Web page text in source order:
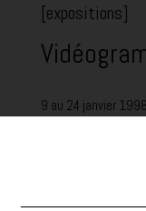
[expositions]
9 au 24 janvier 1998